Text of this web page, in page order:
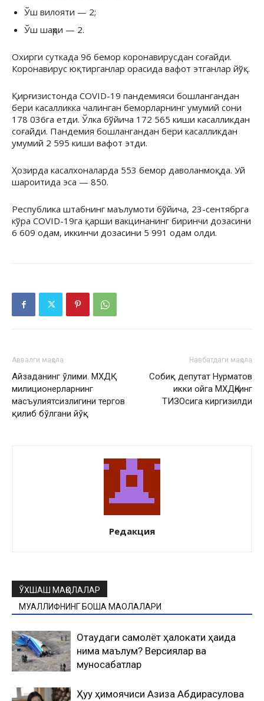
Ўш вилояти — 2;
Ўш шаҳри — 2.
Охирги суткада 96 бемор коронавирусдан соғайди.
Коронавирус юқтирганлар орасида вафот этганлар йўқ.
Қирғизистонда COVID-19 пандемияси бошлангандан
бери касалликка чалинган беморларнинг умумий сони
178 036га етди. Ўлка бўйича 172 565 киши касалликдан
соғайди. Пандемия бошлангандан бери касалликдан
умумий 2 595 киши вафот этди.
Ҳозирда касалхоналарда 553 бемор даволанмоқда. Уй
шароитида эса — 850.
Республика штабнинг маълумоти бўйича, 23-сентябрга
кўра COVID-19га қарши вакцинанинг биринчи дозасини
6 609 одам, иккинчи дозасини 5 991 одам олди.
Аввалги мақола
Айзаданинг ўлими. МХДҚ
милиционерларнинг
масъулиятсизлигини тергов
қилиб бўлгани йўқ
Навбатдаги мақола
Собиқ депутат Нурматов
икки ойга МХДҚнинг
ТИЗОсига киргизилди
Редакция
ЎХШАШ МАҚОЛАЛАР
МУАЛЛИФНИНГ БОШҚА МАҚОЛАЛАРИ
Оқтаудаги самолёт ҳалокати ҳақида
нима маълум? Версиялар ва
муносабатлар
Ҳуқуқ ҳимоячиси Азиза Абдирасулова